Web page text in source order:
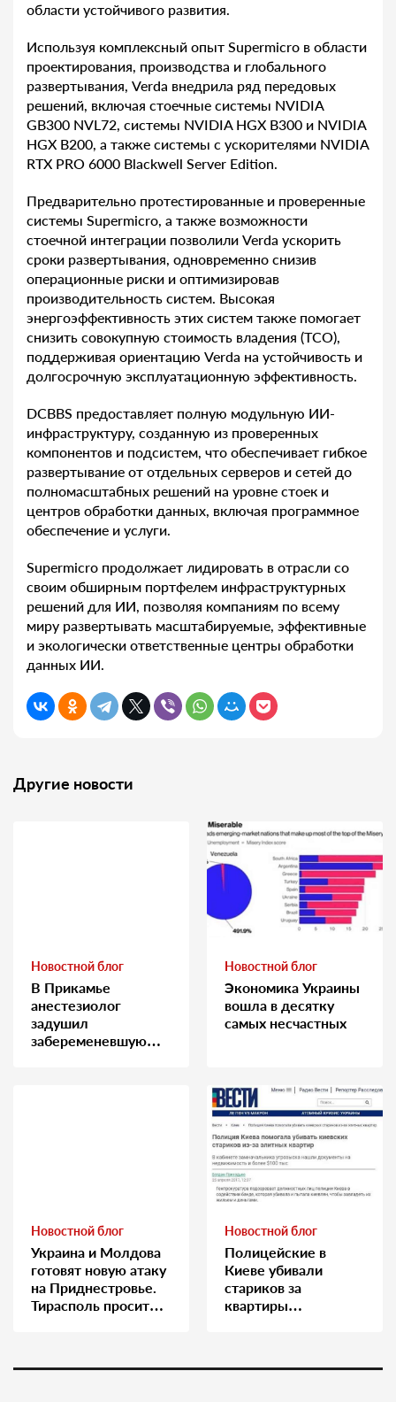
области устойчивого развития.
Используя комплексный опыт Supermicro в области
проектирования, производства и глобального
развертывания, Verda внедрила ряд передовых
решений, включая стоечные системы NVIDIA
GB300 NVL72, системы NVIDIA HGX B300 и NVIDIA
HGX B200, а также системы с ускорителями NVIDIA
RTX PRO 6000 Blackwell Server Edition.
Предварительно протестированные и проверенные
системы Supermicro, а также возможности
стоечной интеграции позволили Verda ускорить
сроки развертывания, одновременно снизив
операционные риски и оптимизировав
производительность систем. Высокая
энергоэффективность этих систем также помогает
снизить совокупную стоимость владения (TCO),
поддерживая ориентацию Verda на устойчивость и
долгосрочную эксплуатационную эффективность.
DCBBS предоставляет полную модульную ИИ-
инфраструктуру, созданную из проверенных
компонентов и подсистем, что обеспечивает гибкое
развертывание от отдельных серверов и сетей до
полномасштабных решений на уровне стоек и
центров обработки данных, включая программное
обеспечение и услуги.
Supermicro продолжает лидировать в отрасли со
своим обширным портфелем инфраструктурных
решений для ИИ, позволяя компаниям по всему
миру развертывать масштабируемые, эффективные
и экологически ответственные центры обработки
данных ИИ.
Другие новости
Новостной блог
В Прикамье
анестезиолог
задушил
забеременевшую
Новостной блог
Экономика Украины
вошла в десятку
самых несчастных
Новостной блог
Украина и Молдова
готовят новую атаку
на Приднестровье.
Тирасполь просит
Новостной блог
Полицейские в
Киеве убивали
стариков за
квартиры…